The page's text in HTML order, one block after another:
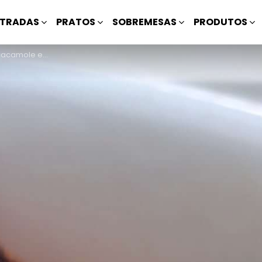
PRATOS SOBREMESAS PRODUTOS
e Requeijão